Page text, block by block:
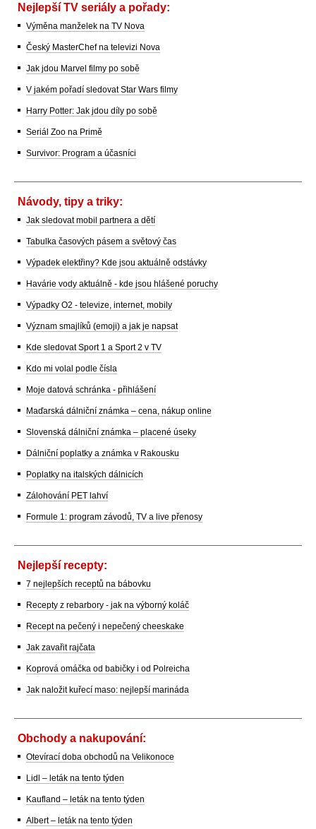
Nejlepší TV seriály a pořady:
Výměna manželek na TV Nova
Český MasterChef na televizi Nova
Jak jdou Marvel filmy po sobě
V jakém pořadí sledovat Star Wars filmy
Harry Potter: Jak jdou díly po sobě
Seriál Zoo na Primě
Survivor: Program a účasníci
Návody, tipy a triky:
Jak sledovat mobil partnera a dětí
Tabulka časových pásem a světový čas
Výpadek elektřiny? Kde jsou aktuálně odstávky
Havárie vody aktuálně - kde jsou hlášené poruchy
Výpadky O2 - televize, internet, mobily
Význam smajlíků (emoji) a jak je napsat
Kde sledovat Sport 1 a Sport 2 v TV
Kdo mi volal podle čísla
Moje datová schránka - přihlášení
Maďarská dálniční známka – cena, nákup online
Slovenská dálniční známka – placené úseky
Dálniční poplatky a známka v Rakousku
Poplatky na italských dálnicích
Zálohování PET lahví
Formule 1: program závodů, TV a live přenosy
Nejlepší recepty:
7 nejlepších receptů na bábovku
Recepty z rebarbory - jak na výborný koláč
Recept na pečený i nepečený cheeskake
Jak zavařit rajčata
Koprová omáčka od babičky i od Polreicha
Jak naložit kuřecí maso: nejlepší marináda
Obchody a nakupování:
Otevírací doba obchodů na Velikonoce
Lidl – leták na tento týden
Kaufland – leták na tento týden
Albert – leták na tento týden